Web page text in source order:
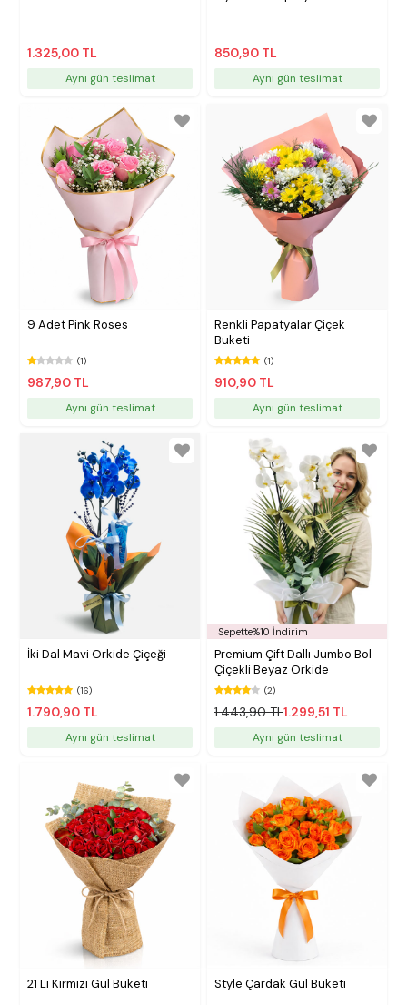
1.325,00 TL
Aynı gün teslimat
850,90 TL
Aynı gün teslimat
9 Adet Pink Roses
(1)
987,90 TL
Aynı gün teslimat
Renkli Papatyalar Çiçek
Buketi
(1)
910,90 TL
Aynı gün teslimat
İki Dal Mavi Orkide Çiçeği
(16)
1.790,90 TL
Aynı gün teslimat
Sepette%10 İndirim
Premium Çift Dallı Jumbo Bol
Çiçekli Beyaz Orkide
(2)
1.443,90 TL1.299,51 TL
Aynı gün teslimat
21 Li Kırmızı Gül Buketi Style Çardak Gül Buketi